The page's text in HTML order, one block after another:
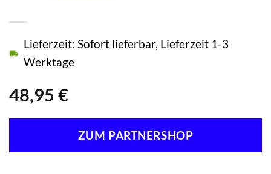
48,95 €
Lieferzeit: Sofort lieferbar, Lieferzeit 1-3
Werktage
ZUM PARTNERSHOP